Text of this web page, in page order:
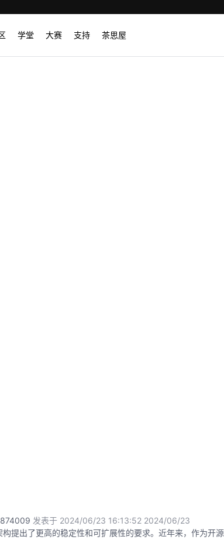
学堂 大赛 支持 茶思屋
发表于 2024/06/23 16:13:52 2024/06/23
提出了更高的稳定性和可扩展性的要求。近年来，作为